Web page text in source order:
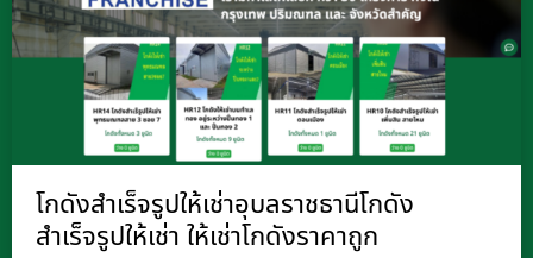
โกดังสำเร็จรูปให้เช่าอุบลราชธานีโกดัง
สำเร็จรูปให้เช่า ให้เช่าโกดังราคาถูก